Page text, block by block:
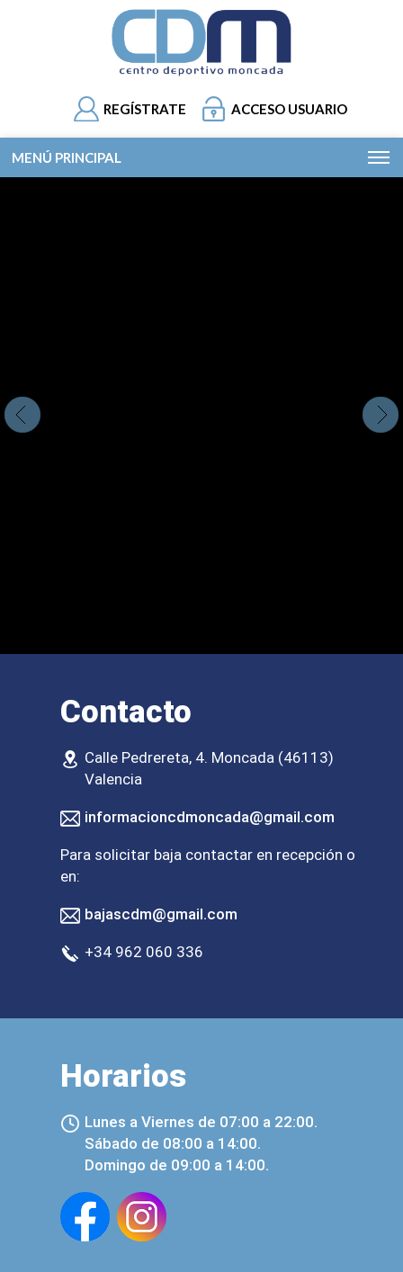
REGÍSTRATE ACCESO USUARIO
MENÚ PRINCIPAL
Contacto
Calle Pedrereta, 4. Moncada (46113)
Valencia
informacioncdmoncada@gmail.com
Para solicitar baja contactar en recepción o
en:
bajascdm@gmail.com
+34 962 060 336
Horarios
Lunes a Viernes de 07:00 a 22:00.
Sábado de 08:00 a 14:00.
Domingo de 09:00 a 14:00.